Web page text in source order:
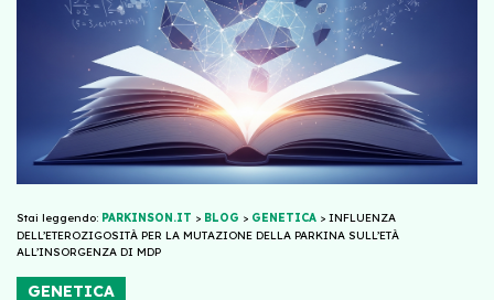
Stai leggendo: PARKINSON.IT > BLOG > GENETICA > INFLUENZA
DELL’ETEROZIGOSITÀ PER LA MUTAZIONE DELLA PARKINA SULL’ETÀ
ALL’INSORGENZA DI MDP
GENETICA